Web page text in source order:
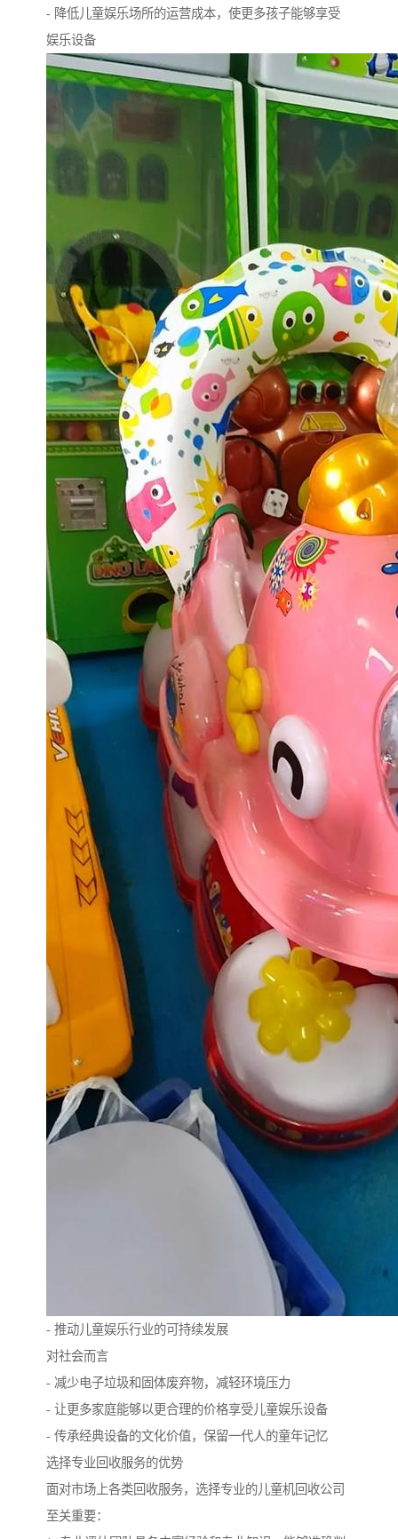
- 降低儿童娱乐场所的运营成本，使更多孩子能够享受
娱乐设备
- 推动儿童娱乐行业的可持续发展
对社会而言
- 减少电子垃圾和固体废弃物，减轻环境压力
- 让更多家庭能够以更合理的价格享受儿童娱乐设备
- 传承经典设备的文化价值，保留一代人的童年记忆
选择专业回收服务的优势
面对市场上各类回收服务，选择专业的儿童机回收公司
至关重要：